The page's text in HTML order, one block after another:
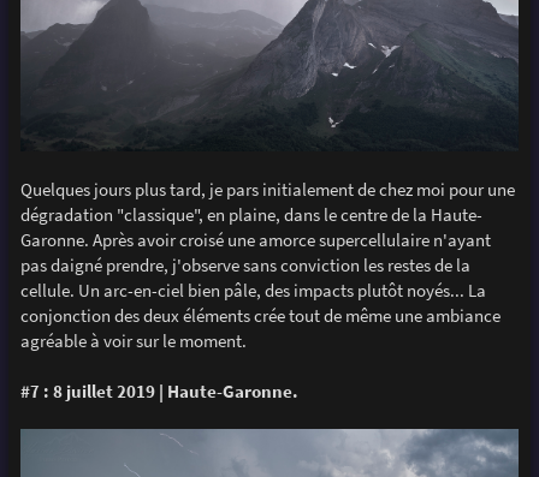
Quelques jours plus tard, je pars initialement de chez moi pour une
dégradation "classique", en plaine, dans le centre de la Haute-
Garonne. Après avoir croisé une amorce supercellulaire n'ayant
pas daigné prendre, j'observe sans conviction les restes de la
cellule. Un arc-en-ciel bien pâle, des impacts plutôt noyés... La
conjonction des deux éléments crée tout de même une ambiance
agréable à voir sur le moment.
#7 : 8 juillet 2019 | Haute-Garonne.